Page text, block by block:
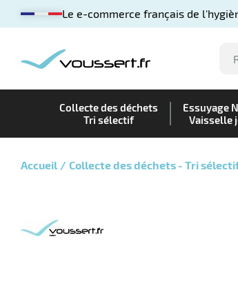
Le e-commerce français de
Collecte des déchets
Tri sélectif
Essuyage
Vaisselle
Accueil Collecte des déchets - Tri